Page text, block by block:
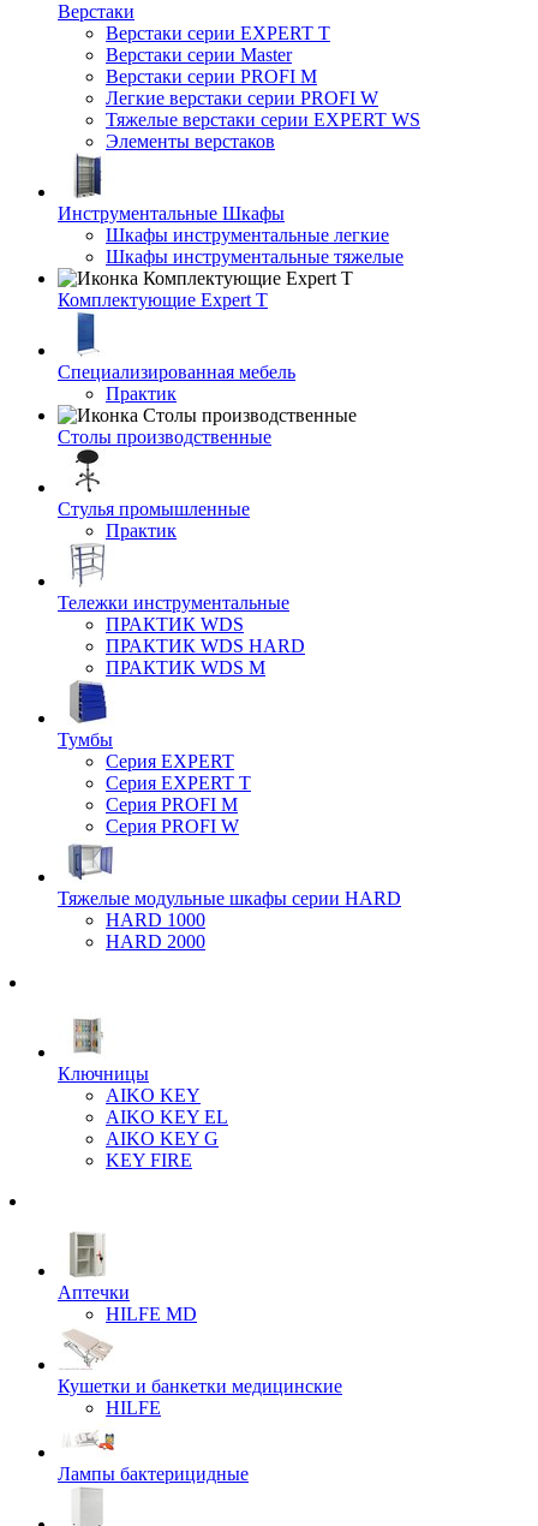
Верстаки
Верстаки серии EXPERT T
Верстаки серии Master
Верстаки серии PROFI M
Легкие верстаки серии PROFI W
Тяжелые верстаки серии EXPERT WS
Элементы верстаков
Инструментальные Шкафы
Шкафы инструментальные легкие
Шкафы инструментальные тяжелые
Комплектующие Expert T
Специализированная мебель
Практик
Столы производственные
Стулья промышленные
Практик
Тележки инструментальные
ПРАКТИК WDS
ПРАКТИК WDS HARD
ПРАКТИК WDS M
Тумбы
Серия EXPERT
Серия EXPERT T
Серия PROFI M
Серия PROFI W
Тяжелые модульные шкафы серии HARD
HARD 1000
HARD 2000
Ключницы
AIKO KEY
AIKO KEY EL
AIKO KEY G
KEY FIRE
Аптечки
HILFE MD
Кушетки и банкетки медицинские
HILFE
Лампы бактерицидные